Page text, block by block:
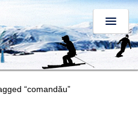
“comandău”